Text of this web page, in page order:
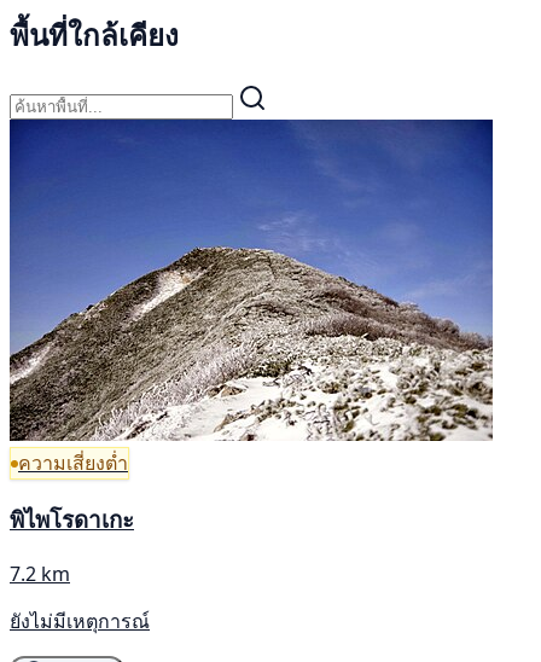
พื้นที่ใกล้เคียง
ความเสี่ยงต่ำ
พิไพโรดาเกะ
7.2 km
ยังไม่มีเหตุการณ์